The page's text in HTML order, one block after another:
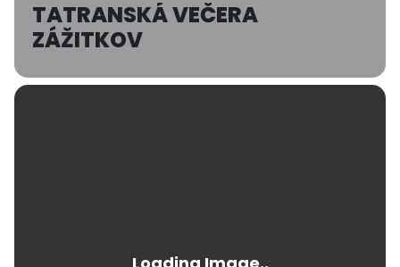
TATRANSKÁ VEČERA
ZÁŽITKOV